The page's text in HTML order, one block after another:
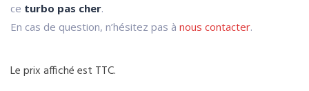
ce turbo pas cher.
En cas de question, n’hésitez pas à nous contacter.
Le prix affiché est TTC.